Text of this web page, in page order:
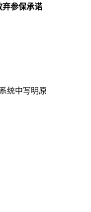
弃参保承诺
统中写明原